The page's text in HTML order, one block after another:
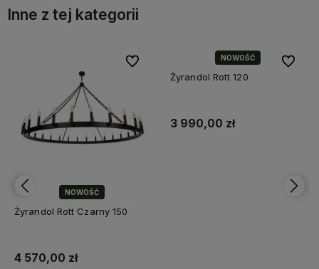
Inne z tej kategorii
NOWOŚĆ
Żyrandol Rott Czarny 150
4 570,00 zł
Do ulubionych
Do ulubionych Do
Do